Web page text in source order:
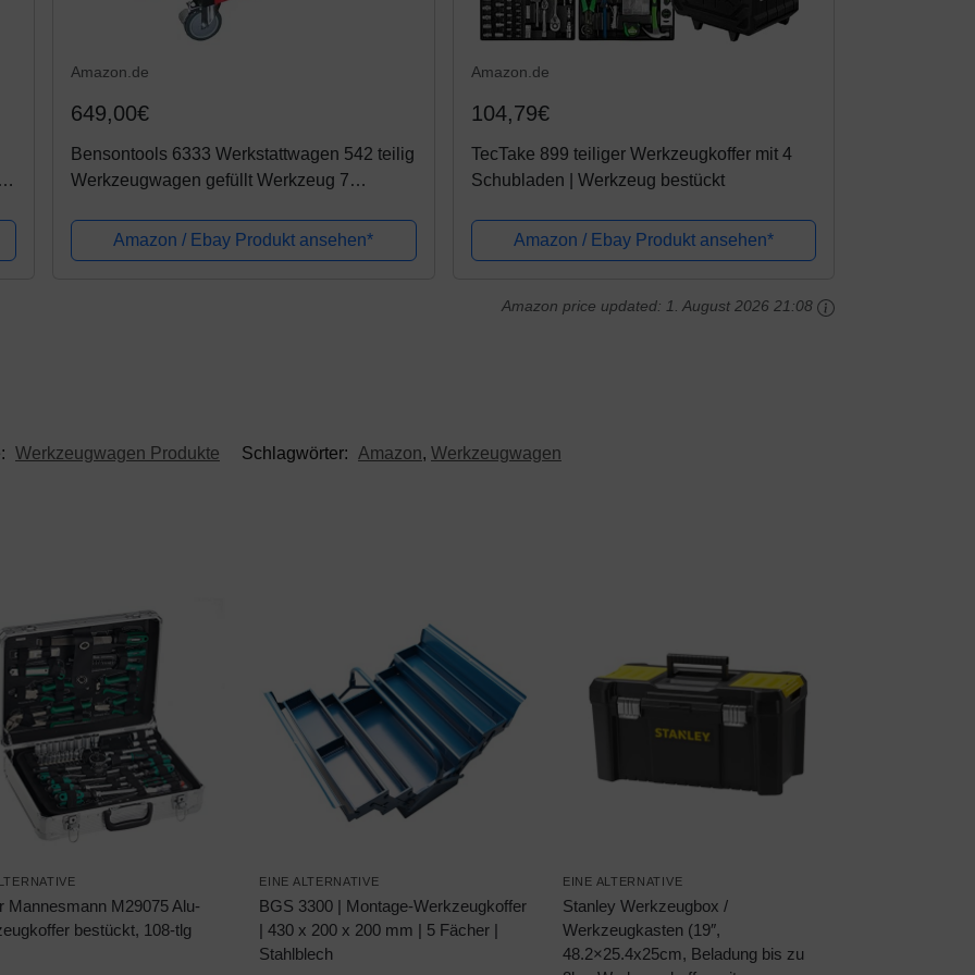
Amazon.de
649,00€
Bensontools 6333 Werkstattwagen 542 teilig
Werkzeugwagen gefüllt Werkzeug 7
Amazon / Ebay Produkt ansehen*
Amazon.de
104,79€
TecTake 899 teiliger Werkzeugkoffer mit 4
Schubladen | Werkzeug bestückt
Amazon / Ebay Produkt ansehen*
Amazon price updated:1. August 2026 21:08
Werkzeugwagen Produkte Schlagwörter: Amazon, Werkzeugwagen
Mannesmann M29075 Alu-
bestückt, 108-tlg
EINE ALTERNATIVE
BGS 3300 | Montage-Werkzeugkoffer
| 430 x 200 x 200 mm | 5 Fächer |
Stahlblech
EINE ALTERNATIVE
Stanley Werkzeugbox /
Werkzeugkasten (19″,
48.2×25.4x25cm, Beladung bis zu